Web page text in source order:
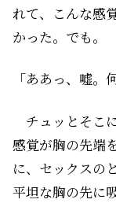
れて、こんな感
かった。でも。
「ああっ、嘘
チュッとそこ
感覚が胸の先端
に、セックスの
平坦な胸の先に